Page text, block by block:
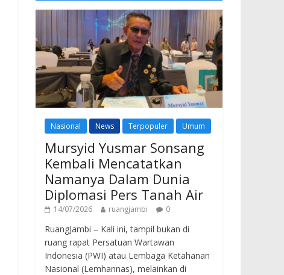
Nasional News Terpopuler Umum
Mursyid Yusmar Sonsang
Kembali Mencatatkan
Namanya Dalam Dunia
Diplomasi Pers Tanah Air
14/07/2026 ruangjambi 0
RuangJambi – Kali ini, tampil bukan di
ruang rapat Persatuan Wartawan
Indonesia (PWI) atau Lembaga Ketahanan
Nasional (Lemhannas), melainkan di